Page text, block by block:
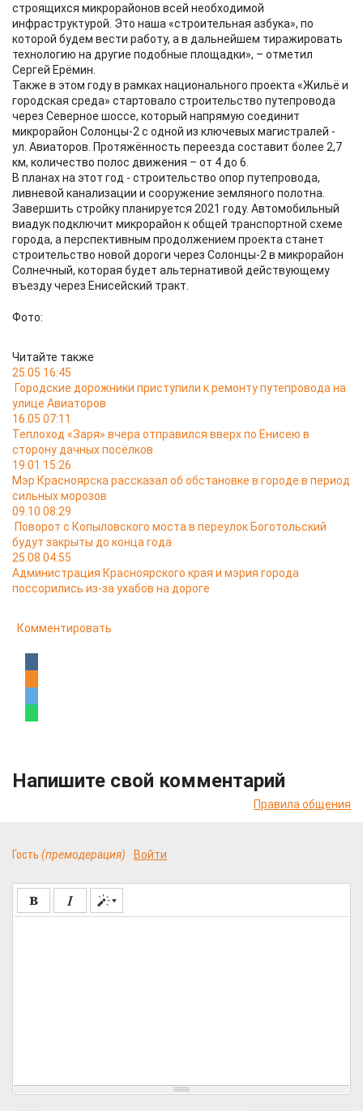
строящихся микрорайонов всей необходимой
инфраструктурой. Это наша «строительная азбука», по
которой будем вести работу, а в дальнейшем тиражировать
технологию на другие подобные площадки», – отметил
Сергей Ерёмин.
Также в этом году в рамках национального проекта «Жильё и
городская среда» стартовало строительство путепровода
через Северное шоссе, который напрямую соединит
микрорайон Солонцы-2 с одной из ключевых магистралей -
ул. Авиаторов. Протяжённость переезда составит более 2,7
км, количество полос движения – от 4 до 6.
В планах на этот год - строительство опор путепровода,
ливневой канализации и сооружение земляного полотна.
Завершить стройку планируется 2021 году. Автомобильный
виадук подключит микрорайон к общей транспортной схеме
города, а перспективным продолжением проекта станет
строительство новой дороги через Солонцы-2 в микрорайон
Солнечный, которая будет альтернативой действующему
въезду через Енисейский тракт.
Фото:
Читайте также
25.05 16:45
Городские дорожники приступили к ремонту путепровода на
улице Авиаторов
16.05 07:11
Теплоход «Заря» вчера отправился вверх по Енисею в
сторону дачных посёлков
19.01 15:26
Мэр Красноярска рассказал об обстановке в городе в период
сильных морозов
09.10 08:29
Поворот с Копыловского моста в переулок Боготольский
будут закрыты до конца года
25.08 04:55
Администрация Красноярского края и мэрия города
поссорились из-за ухабов на дороге
Комментировать
Напишите свой комментарий
Правила общения
Гость (премодерация) Войти